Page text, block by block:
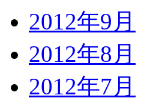
2012年9月
2012年8月
2012年7月